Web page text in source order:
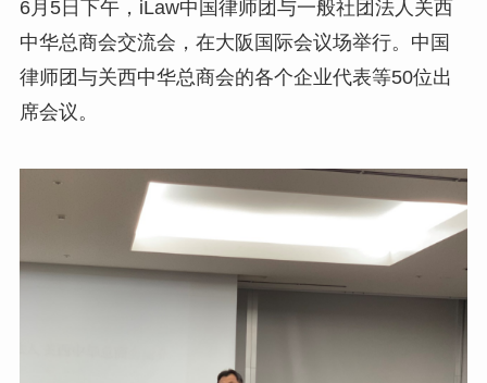
6月5日下午，iLaw中国律师团与一般社团法人关西
中华总商会交流会，在大阪国际会议场举行。中国
律师团与关西中华总商会的各个企业代表等50位出
席会议。